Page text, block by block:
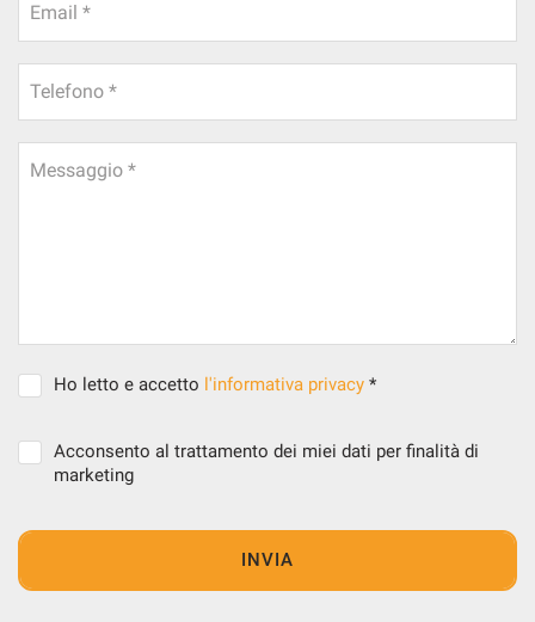
Email *
Telefono *
Messaggio *
Ho letto e accetto l'informativa privacy *
Acconsento al trattamento dei miei dati per finalità di
marketing
INVIA